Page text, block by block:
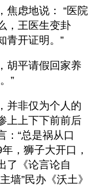
焦虑地说： “医院
，王医生变卦
青开证明。”
胡平请假回家养
”
并非仅为个人的
上上下下前前后
：“总是祸从口
，狮子大开口，
了《论言论自
墙”民办《沃土》